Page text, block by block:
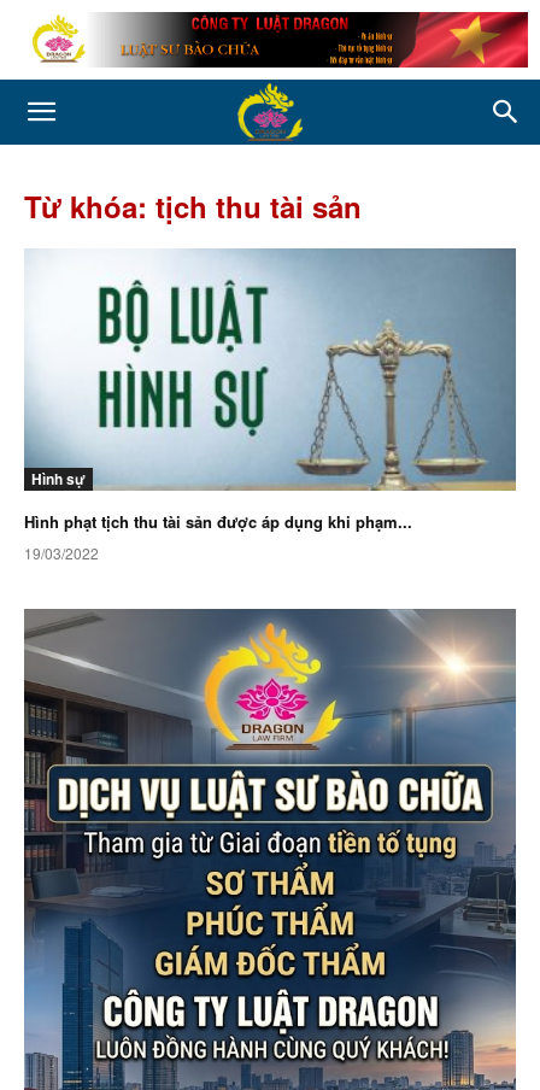
Từ khóa: tịch thu tài sản
Hình sự
Hình phạt tịch thu tài sản được áp dụng khi phạm...
19/03/2022